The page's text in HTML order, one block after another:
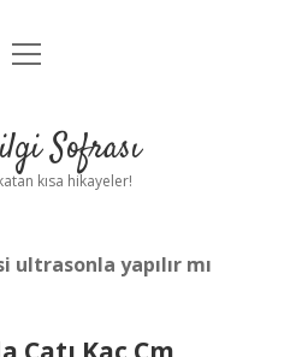
Uyarı
menüyü
Sofrası
kısa hikayeler!
ultrasonla yapılır mı